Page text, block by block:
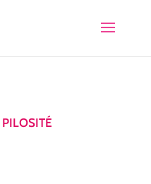
PILOSITÉ